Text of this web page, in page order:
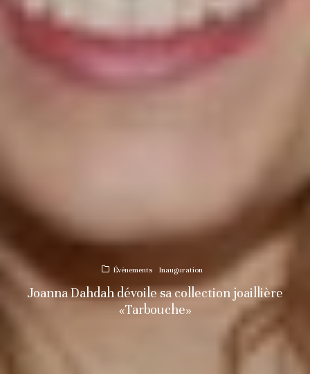
Événements Inauguration
Joanna Dahdah dévoile sa collection joaillière
«Tarbouche»